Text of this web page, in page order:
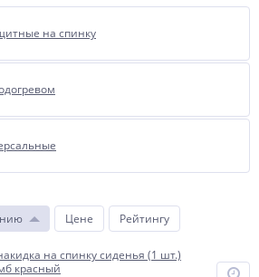
на спинку
Цене Рейтингу
на спинку сиденья (1 шт.)
красный